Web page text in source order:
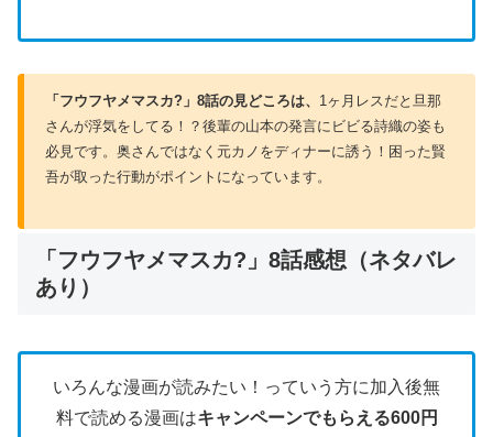
「フウフヤメマスカ?」8話の見どころは、 1ヶ月レスだと旦那
さんが浮気をしてる！？後輩の山本の発言にビビる詩織の姿も
必見です。奥さんではなく元カノをディナーに誘う！困った賢
吾が取った行動がポイントになっています。
「フウフヤメマスカ?」8話感想（ネタバレ
あり）
いろんな漫画が読みたい！っていう方に加入後無
料で読める漫画はキャンペーンでもらえる600円